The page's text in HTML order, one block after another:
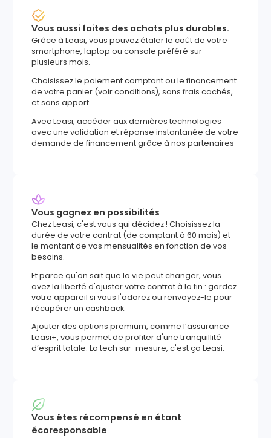
Vous aussi faites des achats plus durables.
Grâce à Leasi, vous pouvez étaler le coût de votre
smartphone, laptop ou console préféré sur
plusieurs mois.
Choisissez le paiement comptant ou le financement
de votre panier (voir conditions), sans frais cachés,
et sans apport.
Avec Leasi, accéder aux dernières technologies
avec une validation et réponse instantanée de votre
demande de financement grâce à nos partenaires
Vous gagnez en possibilités
Chez Leasi, c'est vous qui décidez ! Choisissez la
durée de votre contrat (de comptant à 60 mois) et
le montant de vos mensualités en fonction de vos
besoins.
Et parce qu'on sait que la vie peut changer, vous
avez la liberté d'ajuster votre contrat à la fin : gardez
votre appareil si vous l'adorez ou renvoyez-le pour
récupérer un cashback.
Ajouter des options premium, comme l’assurance
Leasi+, vous permet de profiter d'une tranquillité
d’esprit totale. La tech sur-mesure, c'est ça Leasi.
Vous êtes récompensé en étant
écoresponsable